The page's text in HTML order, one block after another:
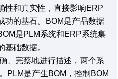
性和真实性，直接影响ERP
功的基石。BOM是产品数据
是PLM系统和ERP系统集
基础数据。
、完蔡地进行描述，两个系
PLM是产生BOM，控制BOM